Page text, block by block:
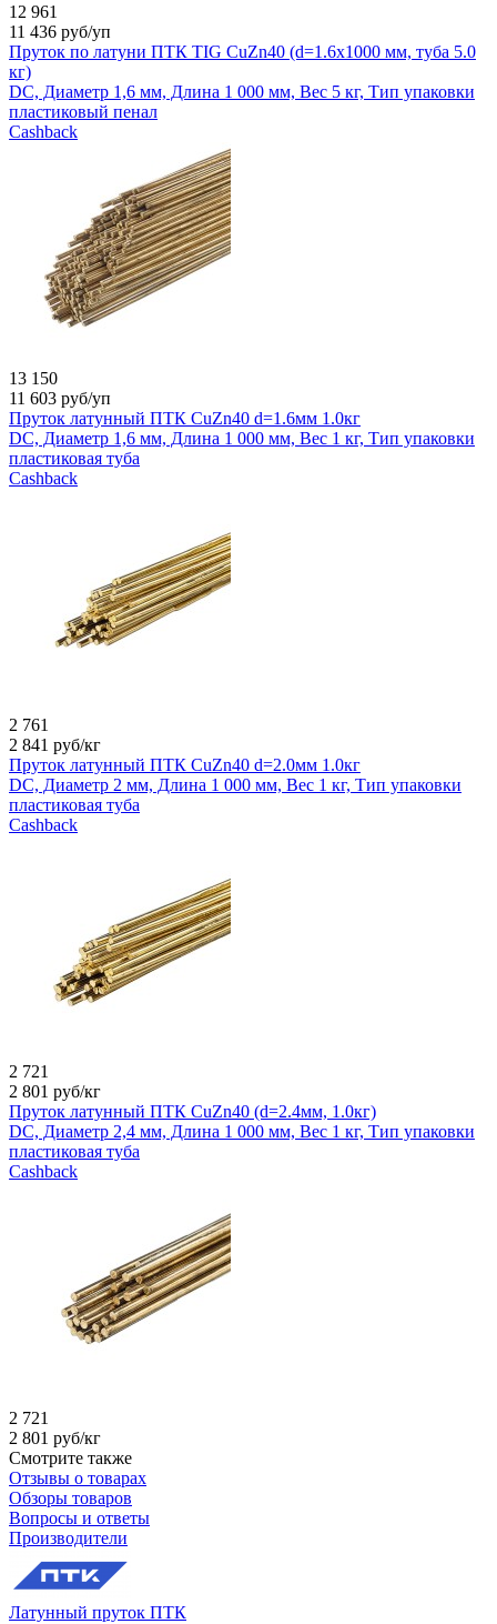
12 961
11 436 руб/уп
Пруток по латуни ПТК TIG CuZn40 (d=1.6x1000 мм, туба 5.0
кг)
DC, Диаметр 1,6 мм, Длина 1 000 мм, Вес 5 кг, Тип упаковки
пластиковый пенал
Cashback
13 150
11 603 руб/уп
Пруток латунный ПТК CuZn40 d=1.6мм 1.0кг
DC, Диаметр 1,6 мм, Длина 1 000 мм, Вес 1 кг, Тип упаковки
пластиковая туба
Cashback
2 761
2 841 руб/кг
Пруток латунный ПТК CuZn40 d=2.0мм 1.0кг
DC, Диаметр 2 мм, Длина 1 000 мм, Вес 1 кг, Тип упаковки
пластиковая туба
Cashback
2 721
2 801 руб/кг
Пруток латунный ПТК CuZn40 (d=2.4мм, 1.0кг)
DC, Диаметр 2,4 мм, Длина 1 000 мм, Вес 1 кг, Тип упаковки
пластиковая туба
Cashback
2 721
2 801 руб/кг
Смотрите также
Отзывы о товарах
Обзоры товаров
Вопросы и ответы
Производители
Латунный пруток ПТК